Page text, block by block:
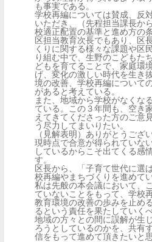
も事実である。
学校再編については賛成、反
いただき、（先程担当課長か
校適正配置の基準と進め方の
区担当教育次長でもあり、区
くりに関する様々な課題や区
り組む中で、生野のこどもた
どもを育てることで、家庭環
げ、変化の激しい時代を生き
境の改善、学校再編について
があると考えている。
また、地域から学校がなくな
ている。この３年間も、空き
えてきてくださった方のご意
う尽力してまいりたい。
（見解表明）ありがとうござ
現時点で合意が得られていな
しているからこそ出てくる感
す。
区長から、「子育て世代に選
校再編やまちづくりを進めて
私は先般の本会議において、
ていないことをもって、学校
教育環境の改善の歩みを止め
るという責任を果たしていく
地域の方々との間に誤解が生
ろうとしているのかを、共有
信をもって進めて頂きたいと